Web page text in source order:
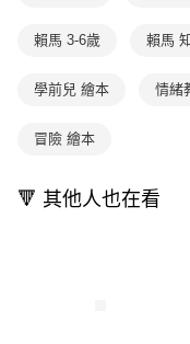
權轉讓予恩沛科技股份有限
２．關於個人資料處理事
３．未成年的使用者請事
４．使用「AFTEE先享後
請求用戶進行身份認證。
５．嚴禁一人註冊多個帳號
賴馬 3-6歲 賴馬
學前兒 繪本 情緒
冒險 繪本
🔻 其他人也在看